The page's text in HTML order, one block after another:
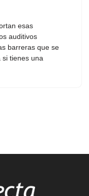
esas
auditivos
barreras que se
tienes una